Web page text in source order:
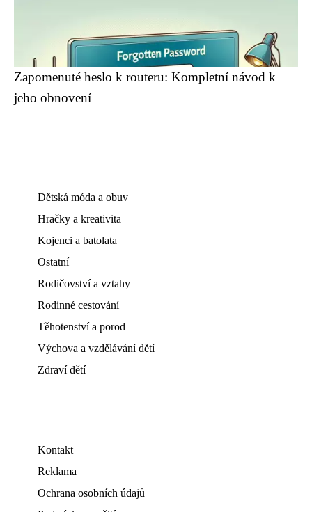
Zapomenuté heslo k routeru: Kompletní návod k
jeho obnovení
Dětská móda a obuv
Hračky a kreativita
Kojenci a batolata
Ostatní
Rodičovství a vztahy
Rodinné cestování
Těhotenství a porod
Výchova a vzdělávání dětí
Zdraví dětí
Kontakt
Reklama
Ochrana osobních údajů